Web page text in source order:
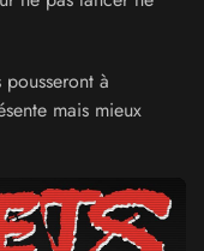
à
mais mieux